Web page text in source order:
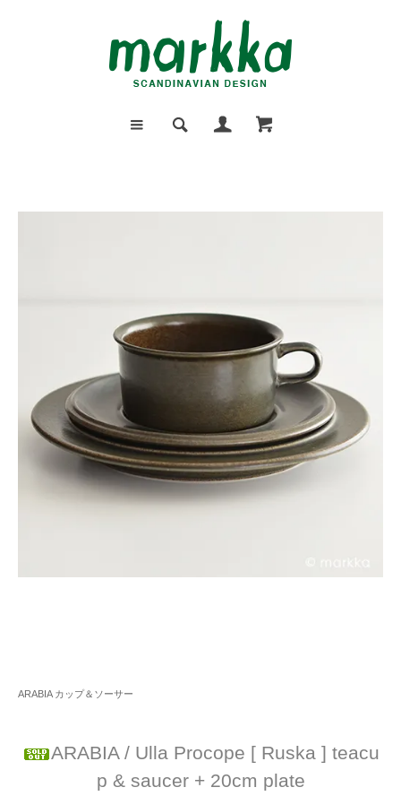
ARABIA カップ＆ソーサー
ARABIA / Ulla Procope [ Ruska ] teacu
p & saucer + 20cm plate